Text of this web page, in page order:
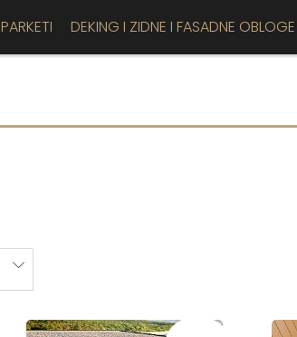
PARKETI DEKING I ZIDNE I FASADNE OBLOGE